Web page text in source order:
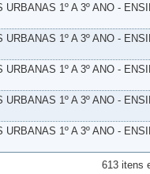
1º A 3º ANO -
1º A 3º ANO -
1º A 3º ANO -
1º A 3º ANO -
1º A 3º ANO -
613 itens